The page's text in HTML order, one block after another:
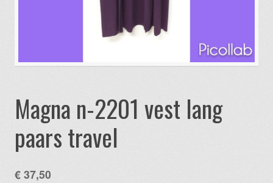
Magna n-2201 vest lang
paars travel
€ 37,50